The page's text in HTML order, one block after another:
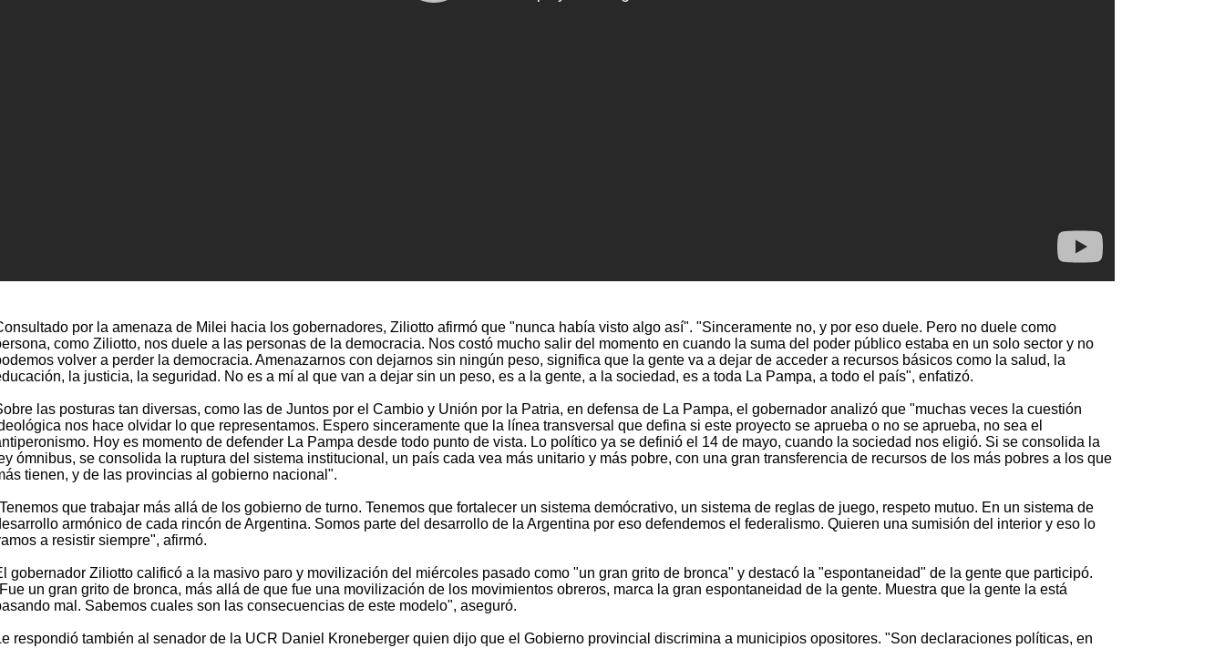
por la amenaza de Milei hacia los gobernadores, Ziliotto afirmó que "nunca había visto algo así". "Sinceramente no, y por eso duele. Pero no duele como
como Ziliotto, nos duele a las personas de la democracia. Nos costó mucho salir del momento en cuando la suma del poder público estaba en un solo sector y no
volver a perder la democracia. Amenazarnos con dejarnos sin ningún peso, significa que la gente va a dejar de acceder a recursos básicos como la salud, la
la justicia, la seguridad. No es a mí al que van a dejar sin un peso, es a la gente, a la sociedad, es a toda La Pampa, a todo el país", enfatizó.
las posturas tan diversas, como las de Juntos por el Cambio y Unión por la Patria, en defensa de La Pampa, el gobernador analizó que "muchas veces la cuestión
nos hace olvidar lo que representamos. Espero sinceramente que la línea transversal que defina si este proyecto se aprueba o no se aprueba, no sea el
Hoy es momento de defender La Pampa desde todo punto de vista. Lo político ya se definió el 14 de mayo, cuando la sociedad nos eligió. Si se consolida la
ómnibus, se consolida la ruptura del sistema institucional, un país cada vea más unitario y más pobre, con una gran transferencia de recursos de los más pobres a los que
tienen, y de las provincias al gobierno nacional".
que trabajar más allá de los gobierno de turno. Tenemos que fortalecer un sistema demócrativo, un sistema de reglas de juego, respeto mutuo. En un sistema de
armónico de cada rincón de Argentina. Somos parte del desarrollo de la Argentina por eso defendemos el federalismo. Quieren una sumisión del interior y eso lo
a resistir siempre", afirmó.
gobernador Ziliotto calificó a la masivo paro y movilización del miércoles pasado como "un gran grito de bronca" y destacó la "espontaneidad" de la gente que participó.
un gran grito de bronca, más allá de que fue una movilización de los movimientos obreros, marca la gran espontaneidad de la gente. Muestra que la gente la está
mal. Sabemos cuales son las consecuencias de este modelo", aseguró.
respondió también al senador de la UCR Daniel Kroneberger quien dijo que el Gobierno provincial discrimina a municipios opositores. "Son declaraciones políticas, en